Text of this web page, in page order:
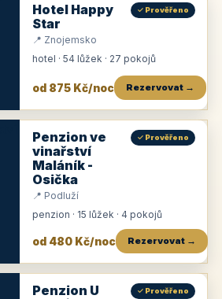
Hotel Happy
Star
✓ Prověřeno
📍 Znojemsko
hotel · 54 lůžek · 27 pokojů
od 875 Kč/noc Rezervovat →
Penzion ve
vinařství
Maláník -
Osička
✓ Prověřeno
📍 Podluží
penzion · 15 lůžek · 4 pokojů
od 480 Kč/noc Rezervovat →
Penzion U
✓ Prověřeno